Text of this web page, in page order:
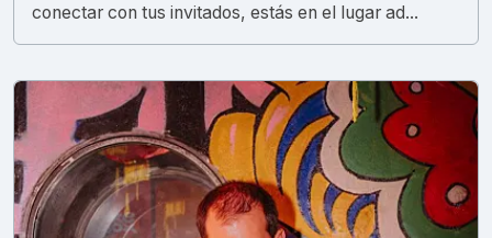
conectar con tus invitados, estás en el lugar ad...